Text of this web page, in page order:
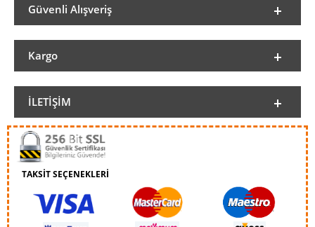
Güvenli Alışveriş
Kargo
İLETIŞIM
TAKSİT SEÇENEKLERİ